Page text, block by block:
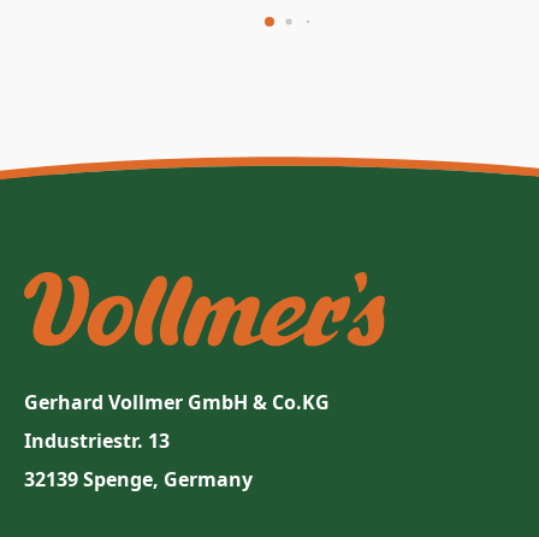
Gerhard Vollmer GmbH & Co.KG
Industriestr. 13
32139 Spenge, Germany